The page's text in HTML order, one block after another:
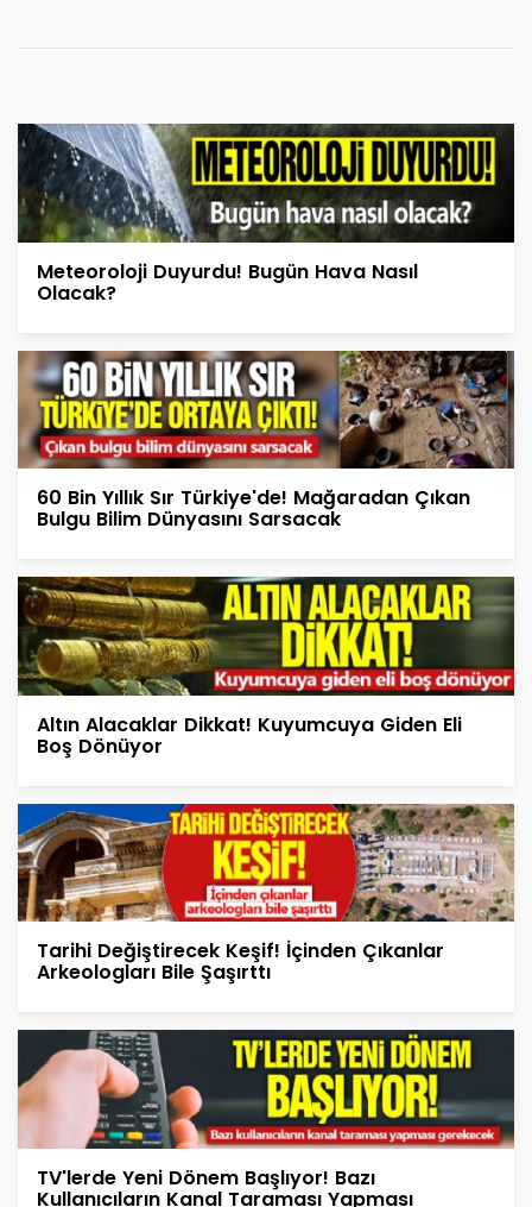
Meteoroloji Duyurdu! Bugün Hava Nasıl
Olacak?
60 Bin Yıllık Sır Türkiye'de! Mağaradan Çıkan
Bulgu Bilim Dünyasını Sarsacak
Altın Alacaklar Dikkat! Kuyumcuya Giden Eli
Boş Dönüyor
Tarihi Değiştirecek Keşif! İçinden Çıkanlar
Arkeologları Bile Şaşırttı
TV'lerde Yeni Dönem Başlıyor! Bazı
Kullanıcıların Kanal Taraması Yapması